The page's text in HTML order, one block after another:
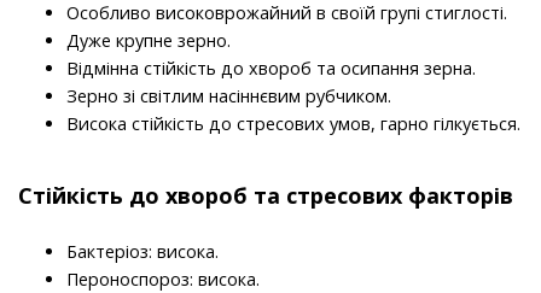
Особливо високоврожайний в своїй групі стиглості.
Дуже крупне зерно.
Відмінна стійкість до хвороб та осипання зерна.
Зерно зі світлим насіннєвим рубчиком.
Висока стійкість до стресових умов, гарно гілкується.
Стійкість до хвороб та стресових факторів
Бактеріоз: висока.
Пероноспороз: висока.